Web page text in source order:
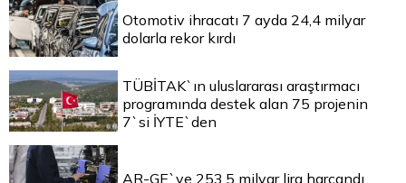
Otomotiv ihracatı 7 ayda 24,4 milyar
dolarla rekor kırdı
TÜBİTAK`ın uluslararası araştırmacı
programında destek alan 75 projenin
7`si İYTE`den
AR-GE`ye 253,5 milyar lira harcandı